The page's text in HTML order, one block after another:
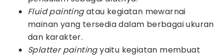
Fluid paintingatau kegiatan mewarnai
mainan yang tersedia dalam berbagai ukuran
dan karakter.
Splatter paintingyaitu kegiatan membuat